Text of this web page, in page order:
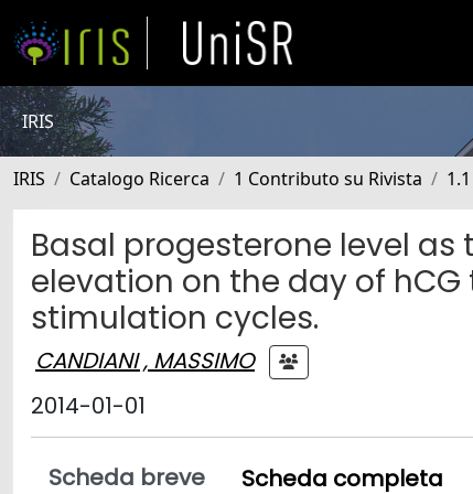
IRIS
IRIS Catalogo Ricerca 1 Contributo su Rivista
Basal progesterone level
elevation on the day of
stimulation cycles.
CANDIANI , MASSIMO
2014-01-01
Scheda breve Scheda completa